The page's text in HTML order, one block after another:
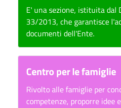
E' una sezione, istituita dal
33/2013, che garantisce
documenti dell'Ente.
Centro per le famiglie
Rivolto alle famiglie per
competenze, proporre idee